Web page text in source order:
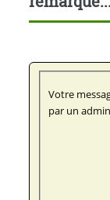
Votre
par un